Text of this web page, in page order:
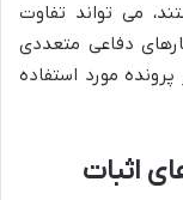
می تواند تفاوت
دفاعی متعددی
مورد استفاده
اثبات